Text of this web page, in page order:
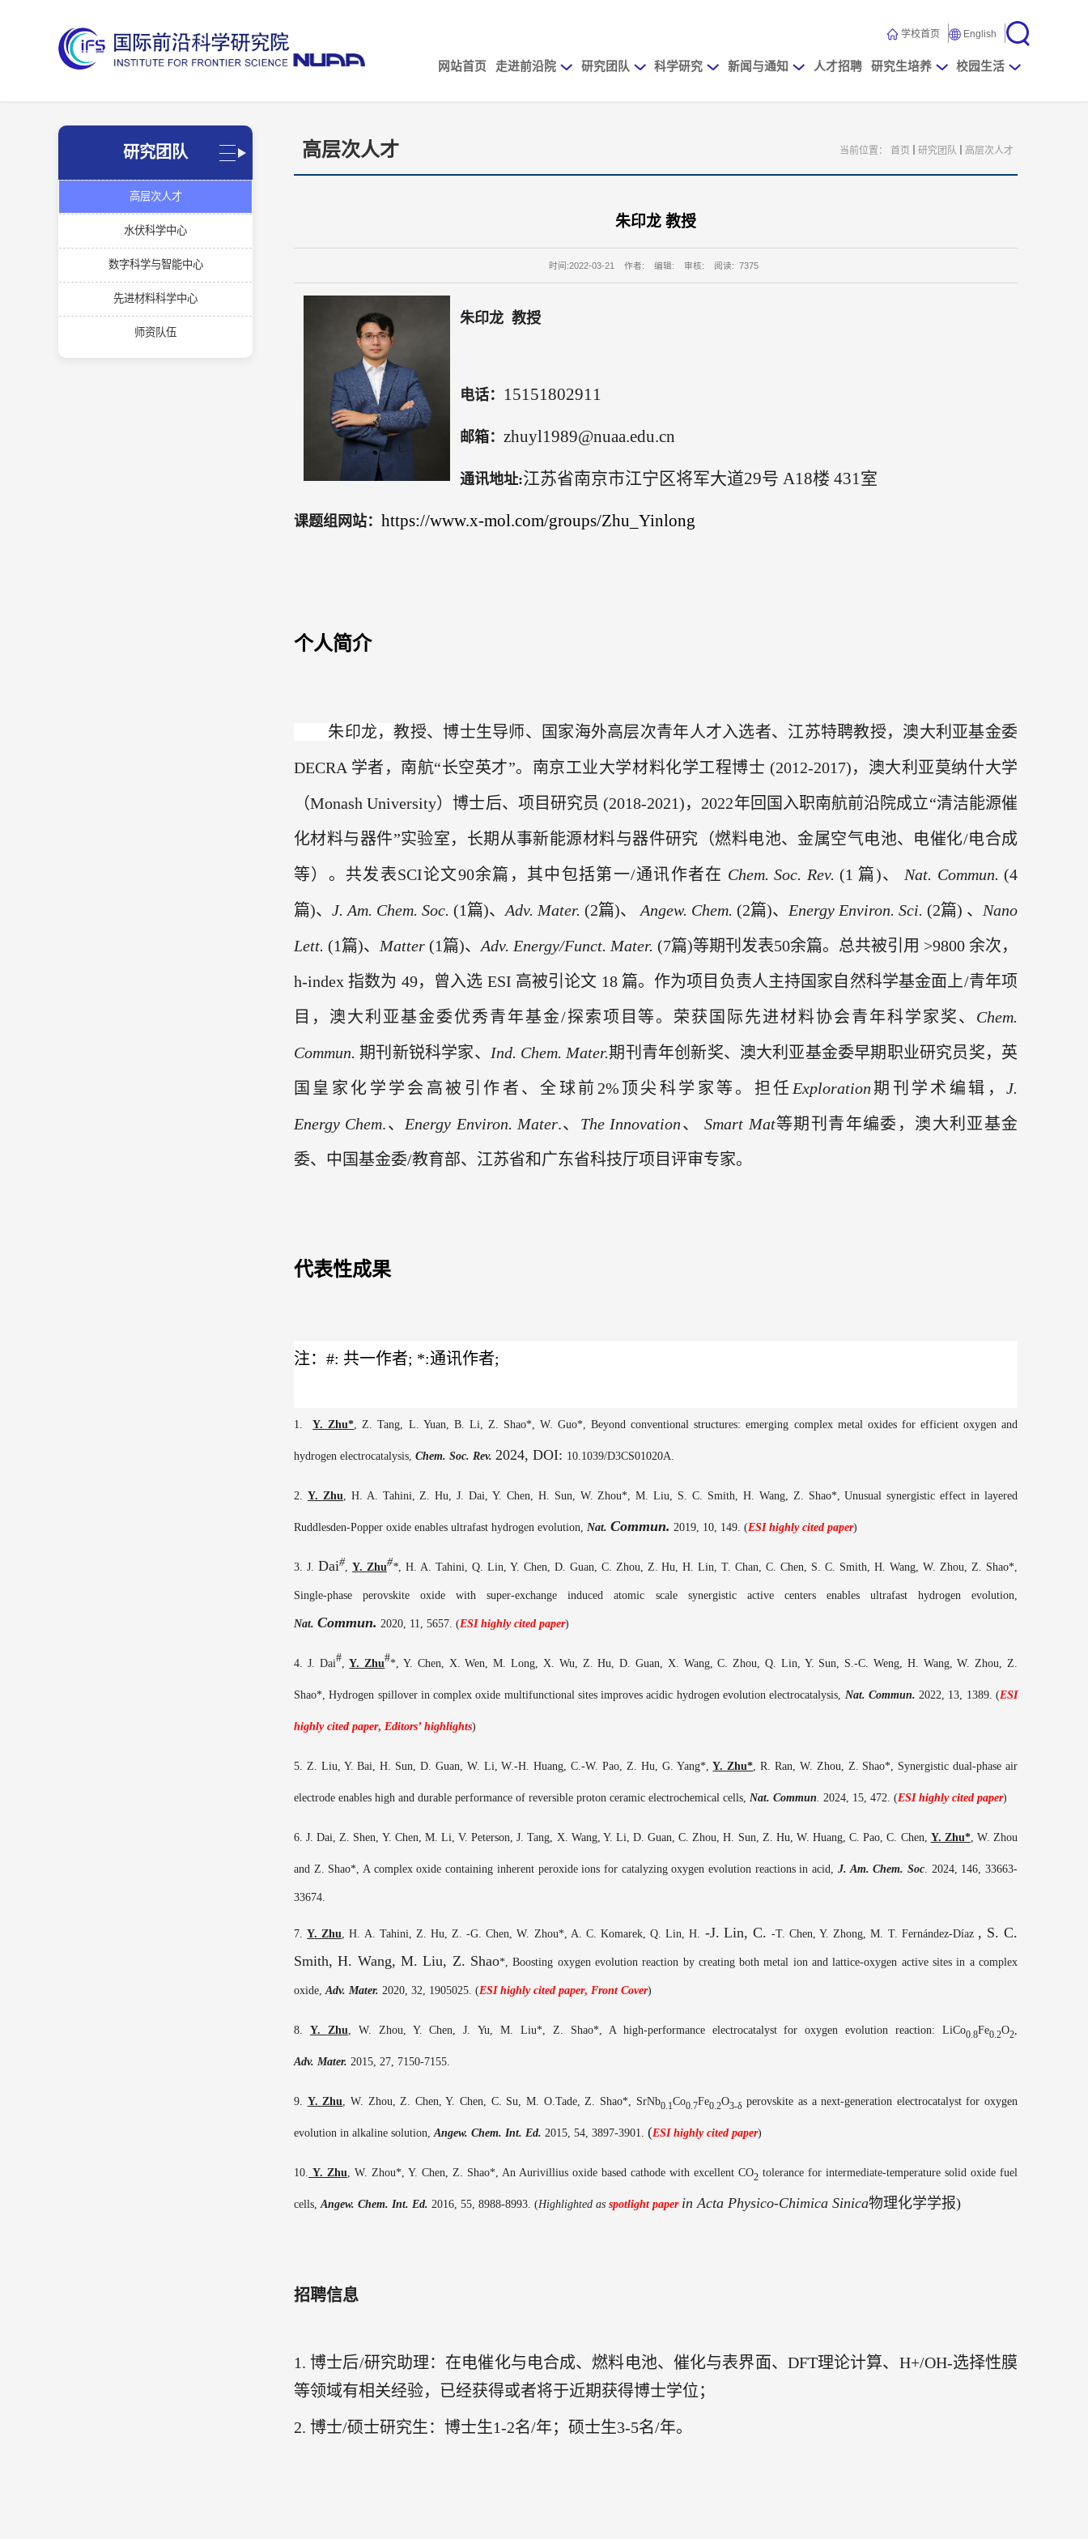
学校首页 English
网站首页 走进前沿院 研究团队 科学研究 新闻与通知 人才招聘 研究生培养 校园生活
研究团队
高层次人才
水伏科学中心
数字科学与智能中心
先进材料科学中心
师资队伍
高层次人才 当前位置： 首页 研究团队 高层次人才
朱印龙 教授
时间:2022-03-21 作者: 编辑: 审核: 阅读: 7375
朱印龙 教授
电话： 15151802911
邮箱： zhuyl1989@nuaa.edu.cn
通讯地址:江苏省南京市江宁区将军大道29号 A18楼 431室
课题组网站： https://www.x-mol.com/groups/Zhu_Yinlong
个人简介
朱印龙，教授、博士生导师、国家海外高层次青年人才入选者、江苏特聘教授，澳大利亚基金委
DECRA 学者，南航“长空英才”。南京工业大学材料化学工程博士 (2012-2017)，澳大利亚莫纳什大学
（Monash University）博士后、项目研究员 (2018-2021)，2022年回国入职南航前沿院成立“清洁能源催
化材料与器件”实验室，长期从事新能源材料与器件研究（燃料电池、金属空气电池、电催化/电合成
等）。共发表SCI论文90余篇，其中包括第一/通讯作者在 Chem. Soc. Rev. (1 篇)、Nat. Commun. (4
篇)、 J. Am. Chem. Soc. (1篇)、Adv. Mater. (2篇)、Angew. Chem. (2篇)、 Energy Environ. Sci. (2篇) 、 Nano
Lett. (1篇)、 Matter (1篇)、Adv. Energy/Funct. Mater. (7篇)等期刊发表50余篇。总共被引用 >9800 余次，
h-index指数为 49，曾入选 ESI 高被引论文 18 篇。作为项目负责人主持国家自然科学基金面上/青年项
目，澳大利亚基金委优秀青年基金/探索项目等。荣获国际先进材料协会青年科学家奖、 Chem.
Commun. 期刊新锐科学家、 Ind. Chem. Mater.期刊青年创新奖、澳大利亚基金委早期职业研究员奖，英
国皇家化学学会高被引作者、全球前 2% 顶尖科学家等。 担任Exploration期刊学术编辑，J.
Energy Chem.、Energy Environ. Mater.、 The Innovation、 Smart Mat等期刊青年编委， 澳大利亚基金
委、中国基金委/教育部、江苏省和广东省科技厅项目评审专家。
代表性成果
注： #: 共一作者; *:通讯作者;
1. Y. Zhu* , Z. Tang, L. Yuan, B. Li, Z. Shao*, W. Guo*,Beyond conventional structures: emerging complex metal oxides for efficient oxygen and
hydrogen electrocatalysis Chem. Soc. Rev. 2024, DOI: 10.1039/D3CS01020A
2. Y. Zhu H. A. Tahini, Z. Hu, J. Dai, Y. Chen, H. Sun, W. Zhou* , M. Liu, S. C. Smith, H. Wang, Z. Shao*, Unusual synergistic effect in layered
Ruddlesden-Popper oxide enables ultrafast hydrogen evolution Nat. Commun. 2019 10 149 . (ESI highly cited paper)
3. J. Dai#, Y. Zhu#*, H. A. Tahini, Q. Lin, Y. Chen, D. Guan, C. Zhou, Z. Hu, H. Lin, T. Chan, C. Chen, S. C. Smith, H. Wang, W. Zhou, Z. Shao*,
Single-phase perovskite oxide with super-exchange induced atomic scale synergistic active centers enables ultrafast hydrogen evolution
Nat. Commun. 2020 11, 5657. (ESI highly cited paper)
4. J. Dai#,Y. Zhu#*, Y. Chen, X. Wen, M. Long, X. Wu, Z. Hu, D. Guan, X. Wang, C. Zhou, Q. Lin, Y. Sun, S.-C. Weng, H. Wang, W. Zhou, Z.
Shao* Hydrogen spillover in complex oxide multifunctional sites improves acidic hydrogen evolution electrocatalysis, Nat. Commun. 2022, 13 1389.(ESI
highly cited paper, Editors’ highlights)
5. Z. Liu, Y. Bai, H. Sun, D. Guan, W. Li, W.-H. Huang, C.-W. Pao, Z. Hu, G. Yang*,Y. Zhu* , R. Ran, W. Zhou, Z. Shao*, Synergistic dual-phase air
electrode enables high and durable performance of reversible proton ceramic electrochemical cells, Nat. Commun 2024, 15, 472. (ESI highly cited paper)
6.J. Dai, Z. Shen, Y. Chen, M. Li, V. Peterson, J. Tang, X. Wang, Y. Li, D. Guan, C. Zhou, H. Sun, Z. Hu, W. Huang, C. Pao, C. Chen, Y. Zhu*, W. Zhou
and Z. Shao*, A complex oxide containing inherent peroxide ions for catalyzing oxygen evolution reactions in acid, J. Am. Chem. Soc. 2024, 146,33663-
33674.
7.Y. Zhu ,H. A. Tahini, Z. Hu, Z.-G.Chen, W. Zhou*, A. C. Komarek, Q. Lin, H. -J. Lin, C. -T. Chen, Y. Zhong, M. T. Fernández-Díaz , S. C.
Smith, H. Wang, M. Liu, Z. Shao*, Boosting oxygen evolution reaction by creating both metal ion and lattice-oxygen active sites in a complex
oxide, Adv. Mater. 2020, 32, 1905025. (ESI highly cited paper, Front Cover)
8. Y. Zhu , W. Zhou, Y. Chen, J Yu, M Liu*, Z Shao*, A high-performance electrocatalyst for oxygen evolution reaction: LiCo0.8Fe0.2O2
Adv. Mater. 2015 27 7150-7155.
9. Y. Zhu W. Zhou Z. Chen ,Y. Chen C. Su, M. O.Tade, Z. Shao*, SrNb0.1Co0.7Fe0.2O3-δ perovskite as a next-generation electrocatalyst for oxygen
evolution in alkaline solution Angew. Chem. Int. Ed. 2015, 54, 3897-3901 (ESI highly cited paper)
10. Y. Zhu W. Zhou*, Y. Chen Z. Shao*, An Aurivillius oxide based cathode with excellent CO2 tolerance for intermediate-temperature solid oxide fuel
cells Angew. Chem. Int. Ed. 2016, 55, 8988-8993 (Highlighted as spotlight paper in Acta Physico-Chimica Sinica物理化学学报)
招聘信息
1.博士后/研究助理：在电催化与电合成、燃料电池、催化与表界面、 DFT理论计算、 H+/OH-选择性膜
等领域有相关经验，已经获得或者将于近期获得博士学位；
2. 博士/硕士研究生：博士生1-2名/年；硕士生3-5名/年。